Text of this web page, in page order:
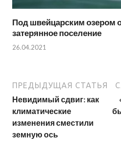
Под швейцарским озером
затерянное поселение
26.04.2021
ПРЕДЫДУЩАЯ СТАТЬЯ
Невидимый сдвиг: как
климатические
изменения сместили
земную ось